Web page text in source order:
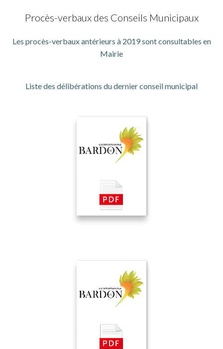
Procès-verbaux des Conseils Municipaux
Les procès-verbaux antérieurs à 2019 sont consultables en
Mairie
Liste des délibérations du dernier conseil municipal